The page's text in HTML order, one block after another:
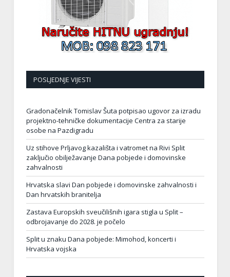
POSLJEDNJE VIJESTI
Gradonačelnik Tomislav Šuta potpisao ugovor za izradu
projektno-tehničke dokumentacije Centra za starije
osobe na Pazdigradu
Uz stihove Prljavog kazališta i vatromet na Rivi Split
zaključio obilježavanje Dana pobjede i domovinske
zahvalnosti
Hrvatska slavi Dan pobjede i domovinske zahvalnosti i
Dan hrvatskih branitelja
Zastava Europskih sveučilišnih igara stigla u Split –
odbrojavanje do 2028. je počelo
Split u znaku Dana pobjede: Mimohod, koncerti i
Hrvatska vojska